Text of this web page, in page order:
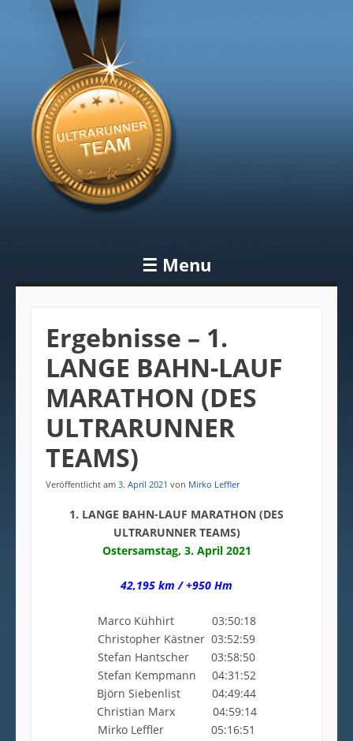
☰ Menu
Ergebnisse – 1.
LANGE BAHN-LAUF
MARATHON (DES
ULTRARUNNER
TEAMS)
Veröffentlicht am 3. April 2021 von Mirko Leffler
1. LANGE BAHN-LAUF MARATHON (DES
ULTRARUNNER TEAMS)
Ostersamstag, 3. April 2021
42,195 km / +950 Hm
Marco Kühhirt 03:50:18
Christopher Kästner 03:52:59
Stefan Hantscher 03:58:50
Stefan Kempmann 04:31:52
Björn Siebenlist 04:49:44
Christian Marx 04:59:14
Mirko Leffler 05:16:51